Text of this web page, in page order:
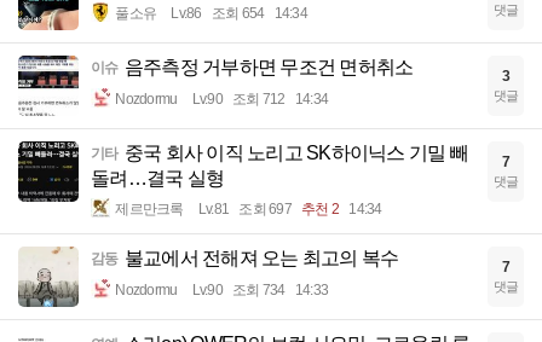
풀소유 Lv.86 조회 654 14:34 댓글
이슈 음주측정 거부하면 무조건 면허취소
Nozdormu Lv.90 조회 712 14:34
3
댓글
기타 중국 회사 이직 노리고 SK하이닉스 기밀 빼
돌려…결국 실형
제르만크록 Lv.81 조회 697 추천 2 14:34
7
댓글
감동 불교에서 전해져 오는 최고의 복수
Nozdormu Lv.90 조회 734 14:33
7
댓글